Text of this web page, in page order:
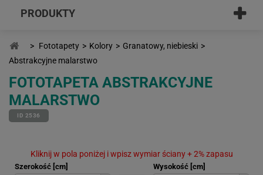
PRODUKTY
> Fototapety > Kolory > Granatowy, niebieski >
Abstrakcyjne malarstwo
FOTOTAPETA ABSTRAKCYJNE
MALARSTWO
ID 2536
Kliknij w pola poniżej i wpisz wymiar ściany + 2% zapasu
Szerokość [cm] Wysokość [cm]